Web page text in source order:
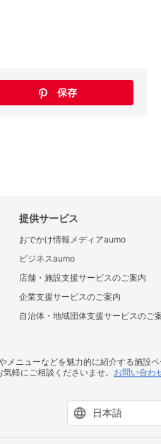
保存
提供サービス
おでかけ情報メディアaumo
ビジネスaumo
店舗・施設支援サービスのご案内
企業支援サービスのご案内
自治体・地域団体支援サービスのご
ニューなどを魅力的に紹介する施設
軽にご相談くださいませ。 お問い合わ